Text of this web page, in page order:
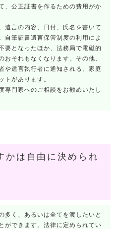
、公正証書を作るための費用がか
遺言の内容、日付、氏名を書いて
自筆証書遺言保管制度の利用によ
要となったほか、法務局で電磁的
おそれもなくなります。その他、
や遺言執行者に通知される、家庭
トがあります。
専門家へのご相談をお勧めいたし
かは自由に決められ
多く、あるいは全てを渡したいと
ができます。法律に定められてい